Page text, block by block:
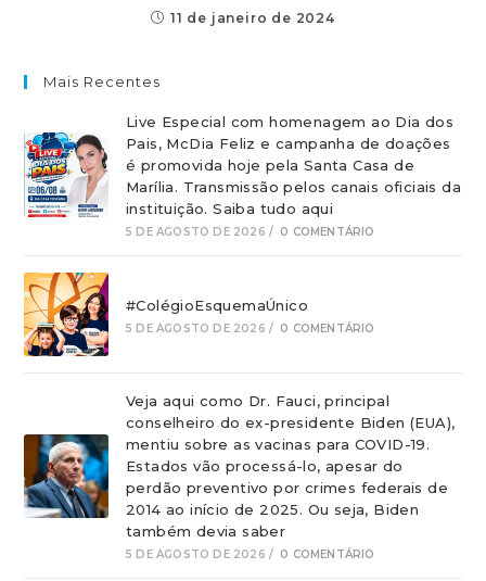
11 de janeiro de 2024
Mais Recentes
Live Especial com homenagem ao Dia dos
Pais, McDia Feliz e campanha de doações
é promovida hoje pela Santa Casa de
Marília. Transmissão pelos canais oficiais da
instituição. Saiba tudo aqui
5 DE AGOSTO DE 2026 / 0 COMENTÁRIO
#ColégioEsquemaÚnico
5 DE AGOSTO DE 2026 / 0 COMENTÁRIO
Veja aqui como Dr. Fauci, principal
conselheiro do ex-presidente Biden (EUA),
mentiu sobre as vacinas para COVID-19.
Estados vão processá-lo, apesar do
perdão preventivo por crimes federais de
2014 ao início de 2025. Ou seja, Biden
também devia saber
5 DE AGOSTO DE 2026 / 0 COMENTÁRIO